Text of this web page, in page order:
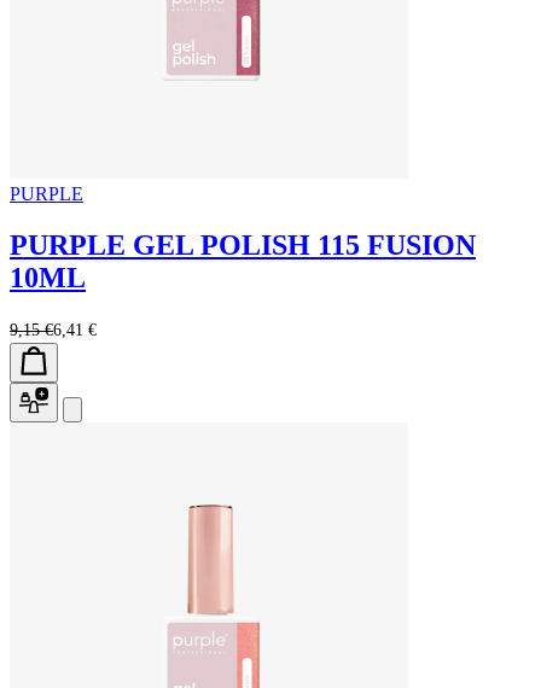
PURPLE
PURPLE GEL POLISH 115 FUSION
10ML
9,15 €6,41 €